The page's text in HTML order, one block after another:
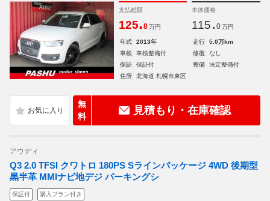
支払総額
125.8 万円
本体価格
115. 0 万円
年式 2013年 走行
5.0万km
車検
車検整備付 修復
なし
保証
保証付 整備
法定整備付
住所
北海道 札幌市東区
無
料
見積もり・在庫確認
アウディ
Q3 2.0 TFSI クワトロ 180PS Sラインパッケージ 4WD 後期型
黒半革 MMIナビ地デジ パーキングシ
保証付 購入プラン付き